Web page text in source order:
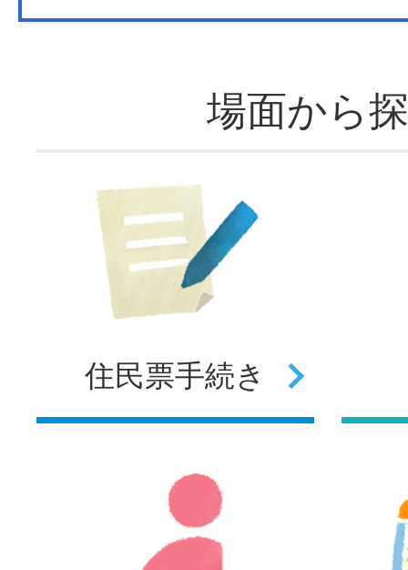
場面から
住民票手続き